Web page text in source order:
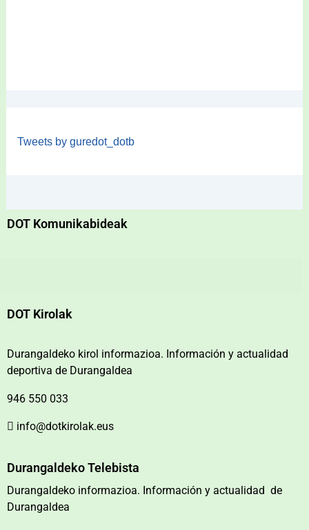
Tweets by guredot_dotb
DOT Komunikabideak
DOT Kirolak
Durangaldeko kirol informazioa. Información y actualidad
deportiva de Durangaldea
946 550 033
info@dotkirolak.eus
Durangaldeko Telebista
Durangaldeko informazioa. Información y actualidad de
Durangaldea